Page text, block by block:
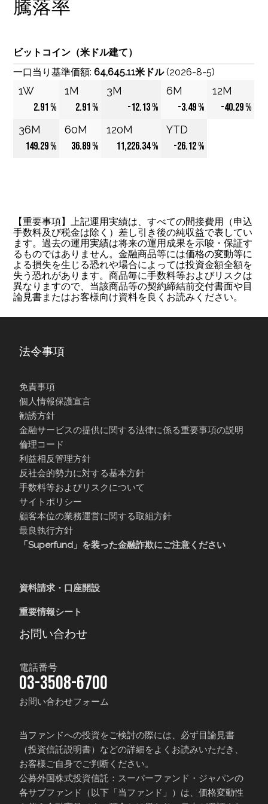
騰落率
ビットコイン（米ドル建て）
一口当り基準価額:64,645.11米ドル(2026-8-5)
1W 1M 3M 6M
12M
2.91 %
2.91 % -12.13 % -3.49 %
-40.29 %
36M
60M 120M
YTD
149.29 %
36.89 % 11,226.34 % -26.12 %
【重要事項】上記運用実績は、すべての間接費用（申込
手数料及び税金は除く）差し引き後の純収益で表してい
ます。過去の運用実績は将来の運用成果を示唆・保証す
るものではありません。金融商品等には価格の変動等に
よる損失を生じる恐れや場合によっては投資金額全額を
失う恐れがあります。商品毎に手数料等およびリスクは
異なりますので、当該商品等の契約締結前交付書面や目
論見書またはお客様向け資料を良くお読みください。
法令事項
免責事項
個人情報保護宣言
勧誘方針
金融サービスの提供に関する法律に係る重要事項の説明
倫理コード
利益相反管理方針
反社会的勢力に対する基本方針
手数料等およびリスクについて
サイトポリシー
顧客本位の業務運営に関する取組方針
最良執行方針
「Superfund」を装った金融詐欺にご注意ください
資料請求・口座開設
重要情報シート
お問い合わせ
電話番号
03-3508-6700
お問い合わせフォーム
当ファンドへの投資をご検討の際には、必ず目論見書
（投資信託説明書）などの詳細をよくお読みいただき、
お客様ご自身でご判断ください。
公募外国株式投資信託：スーパーファンド・ジャパンの
各サブファンド（以下「当ファンド」）は、価格変動性